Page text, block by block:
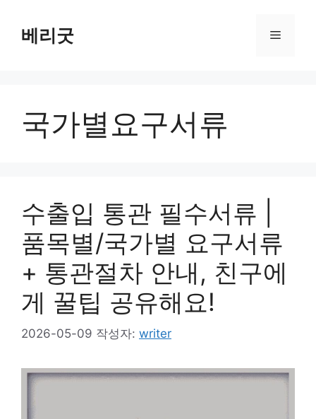
베리굿 메
국가별요구서류
수출입 통관 필수서류 |
품목별/국가별 요구서류
+ 통관절차 안내, 친구에
게 꿀팁 공유해요!
2026-05-09 작성자: writer